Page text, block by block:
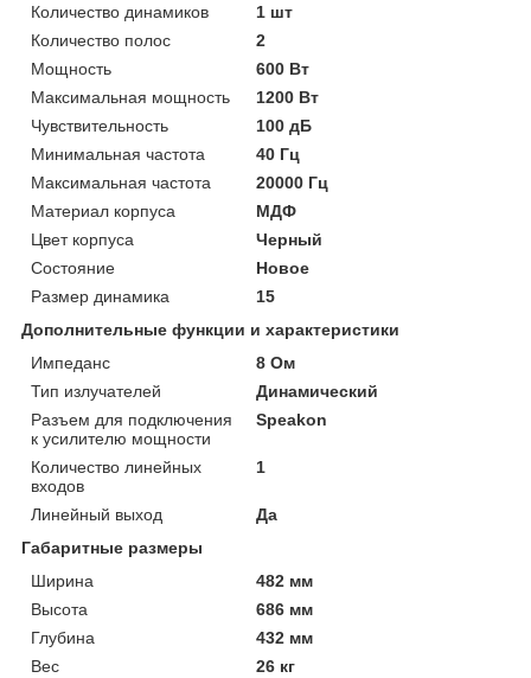
Количество динамиков
1 шт
Количество полос
2
Мощность
600 Вт
Максимальная мощность
1200 Вт
Чувствительность
100 дБ
Минимальная частота
40 Гц
Максимальная частота
20000 Гц
Материал корпуса
МДФ
Цвет корпуса
Черный
Состояние
Новое
Размер динамика
15
Дополнительные функции и характеристики
Импеданс
8 Ом
Тип излучателей
Динамический
Разъем для подключения
к усилителю мощности
Speakon
Количество линейных
входов
1
Линейный выход
Да
Габаритные размеры
Ширина
482 мм
Высота
686 мм
Глубина
432 мм
Вес
26 кг